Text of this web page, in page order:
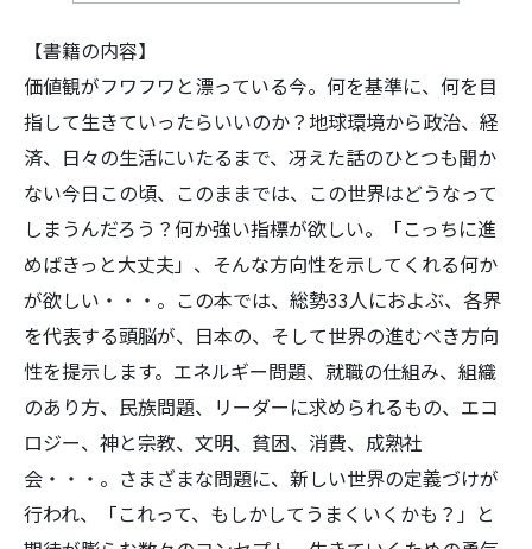
【書籍の内容】
価値観がフワフワと漂っている今。何を基準に、何を目
指して生きていったらいいのか？地球環境から政治、経
済、日々の生活にいたるまで、冴えた話のひとつも聞か
ない今日この頃、このままでは、この世界はどうなって
しまうんだろう？何か強い指標が欲しい。「こっちに進
めばきっと大丈夫」、そんな方向性を示してくれる何か
が欲しい・・・。この本では、総勢33人におよぶ、各界
を代表する頭脳が、日本の、そして世界の進むべき方向
性を提示します。エネルギー問題、就職の仕組み、組織
のあり方、民族問題、リーダーに求められるもの、エコ
ロジー、神と宗教、文明、貧困、消費、成熟社
会・・・。さまざまな問題に、新しい世界の定義づけが
行われ、「これって、もしかしてうまくいくかも？」と